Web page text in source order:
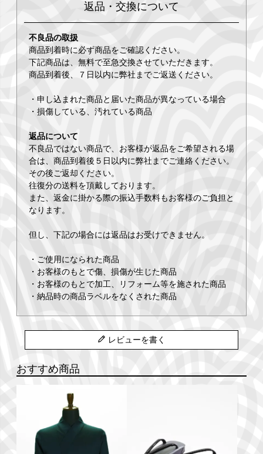
返品・交換について
不良品の取扱
商品到着時に必ず商品をご確認ください。
下記商品は、無料で至急交換させていただきます。
商品到着後、７日以内に弊社までご返送ください。
・申し込まれた商品と届いた商品が異なっている場合
・損傷している、汚れている商品
返品について
不良品ではない商品で、お客様が返品をご希望される場
合は、商品到着後５日以内に弊社までご連絡ください。
その後ご返却ください。
往復分の送料を頂戴しております。
また、返金に掛かる際の振込手数料もお客様のご負担と
なります。
但し、下記の場合には返品はお受けできません。
・ご使用になられた商品
・お客様のもとで傷、損傷が生じた商品
・お客様のもとで加工、リフォーム等を施された商品
・納品時の商品ラベルをなくされた商品
レビューを書く
おすすめ商品